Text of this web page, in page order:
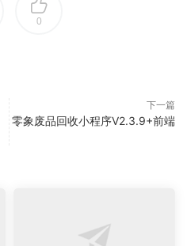
0
下一篇
零象废品回收小程序V2.3.9+前端